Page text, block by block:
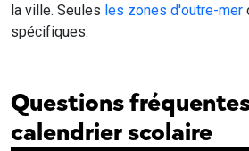
la ville. Seules les zones d'outre-mer
spécifiques.
Questions
calendrier scolaire